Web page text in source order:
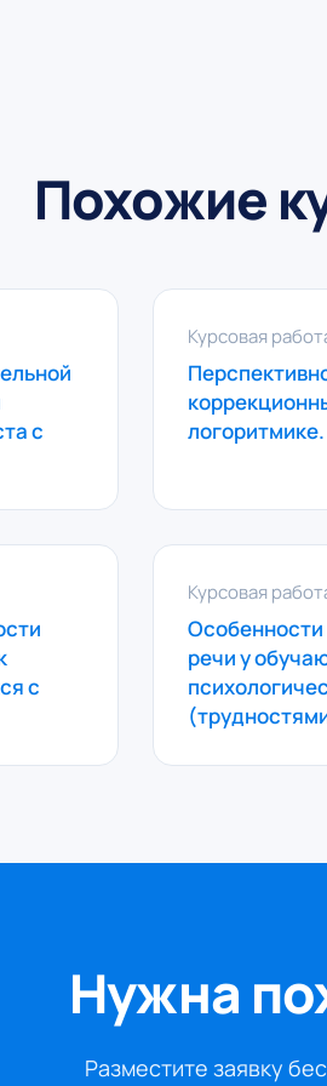
Похожие
с
Курсовая
логоритмике.
с
Курсовая
Особенности
речи у
Нужна
Разместите заявку